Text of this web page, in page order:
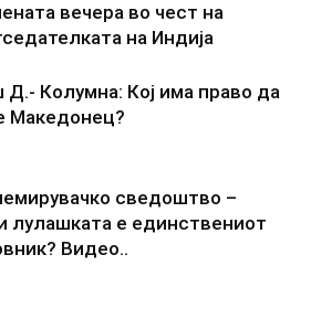
вечера во чест на
на Индија
Д.- Колумна: Кој има право да
Македонец?
сведоштво –
лулашката е единствениот
Видео..